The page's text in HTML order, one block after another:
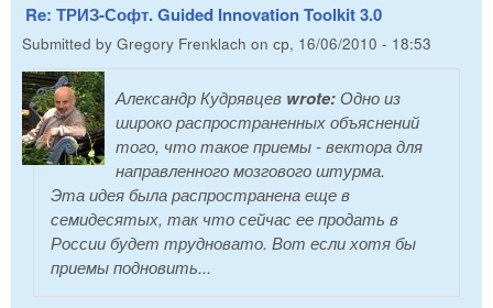
Re: ТРИЗ-Софт. Guided Innovation Toolkit 3.0
Submitted by Gregory Frenklach on ср, 16/06/2010 - 18:53
Александр Кудрявцев wrote:Одно из
широко распространенных объяснений
того, что такое приемы - вектора для
направленного мозгового штурма.
Эта идея была распространена еще в
семидесятых, так что сейчас ее продать в
России будет трудновато. Вот если хотя бы
приемы подновить...